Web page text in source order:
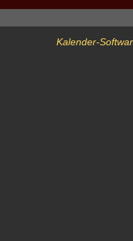
Kalender-